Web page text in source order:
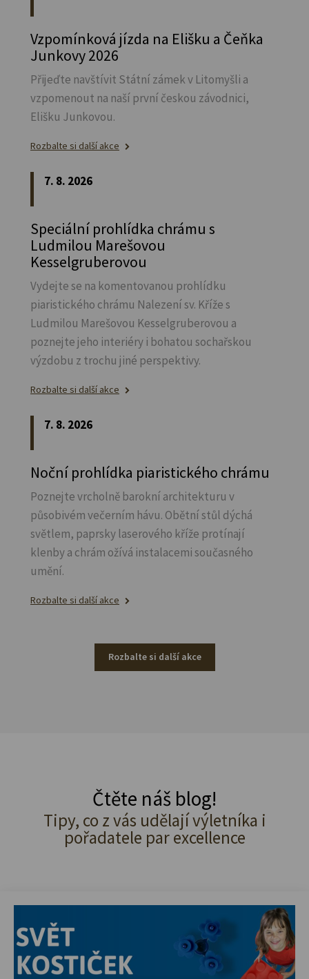
Vzpomínková jízda na Elišku a Čeňka
Junkovy 2026
Přijeďte navštívit Státní zámek v Litomyšli a
vzpomenout na naší první českou závodnici,
Elišku Junkovou.
Rozbalte si další akce
7. 8. 2026
Speciální prohlídka chrámu s
Ludmilou Marešovou
Kesselgruberovou
Vydejte se na komentovanou prohlídku
piaristického chrámu Nalezení sv. Kříže s
Ludmilou Marešovou Kesselgruberovou a
poznejte jeho interiéry i bohatou sochařskou
výzdobu z trochu jiné perspektivy.
Rozbalte si další akce
7. 8. 2026
Noční prohlídka piaristického chrámu
Poznejte vrcholně barokní architekturu v
působivém večerním hávu. Obětní stůl dýchá
světlem, paprsky laserového kříže protínají
klenby a chrám ožívá instalacemi současného
umění.
Rozbalte si další akce
Rozbalte si další akce
Čtěte náš blog!
Tipy, co z vás udělají výletníka i
pořadatele par excellence